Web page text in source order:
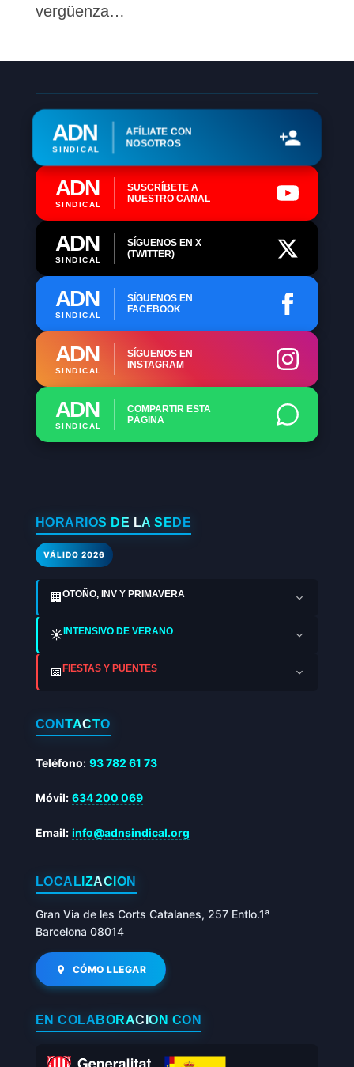
vergüenza…
ADN
SINDICAL
AFÍLIATE CON
NOSOTROS
ADN
SINDICAL
SUSCRÍBETE A
NUESTRO CANAL
ADN
SINDICAL
SÍGUENOS EN X
(TWITTER)
ADN
SINDICAL
SÍGUENOS EN
FACEBOOK
ADN
SINDICAL
SÍGUENOS EN
INSTAGRAM
ADN
SINDICAL
COMPARTIR ESTA
PÁGINA
HORARIOS DE LA SEDE
VÁLIDO 2026
🏢 OTOÑO, INV Y PRIMAVERA
☀️INTENSIVO DE VERANO
📅FIESTAS Y PUENTES
CONTACTO
Teléfono: 93 782 61 73
Móvil: 634 200 069
Email: info@adnsindical.org
LOCALIZACIÓN
Gran Via de les Corts Catalanes, 257 Entlo.1ª
Barcelona 08014
CÓMO LLEGAR
EN COLABORACIÓN CON